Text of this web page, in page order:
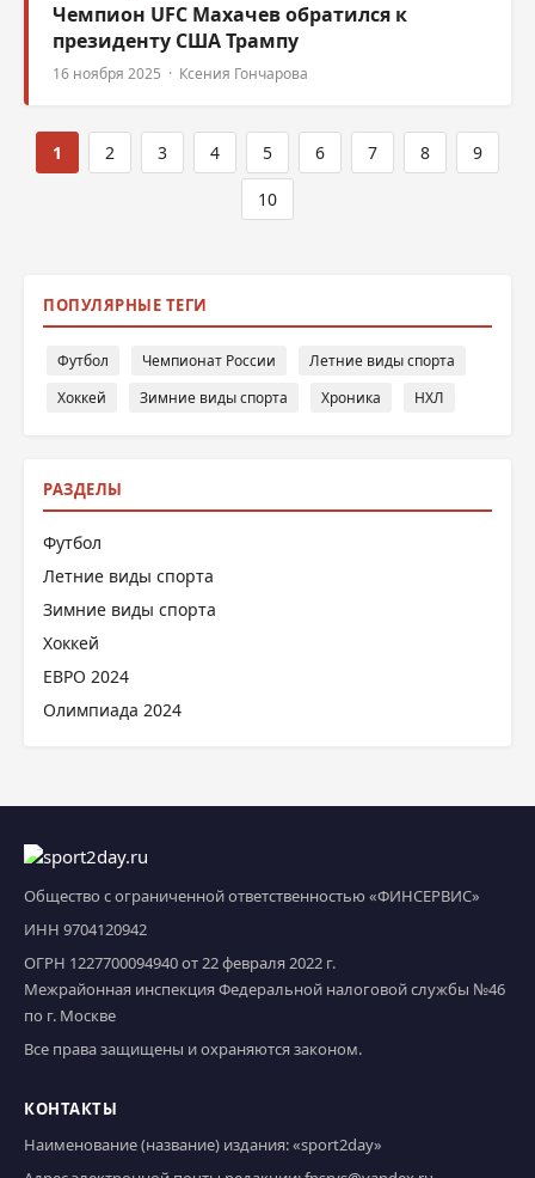
Чемпион UFC Махачев обратился к
президенту США Трампу
16 ноября 2025 · Ксения Гончарова
1 2 3 4 5 6 7 8 9
10
ПОПУЛЯРНЫЕ ТЕГИ
Футбол Чемпионат России
Летние виды спорта
Хоккей
Зимние виды спорта Хроника НХЛ
РАЗДЕЛЫ
Футбол
Летние виды спорта
Зимние виды спорта
Хоккей
ЕВРО 2024
Олимпиада 2024
Общество с ограниченной ответственностью «ФИНСЕРВИС»
ИНН 9704120942
ОГРН 1227700094940 от 22 февраля 2022 г.
Межрайонная инспекция Федеральной налоговой службы №46
по г. Москве
Все права защищены и охраняются законом.
КОНТАКТЫ
Наименование (название) издания: «sport2day»